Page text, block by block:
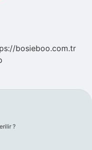
bosieboo.com.tr
?